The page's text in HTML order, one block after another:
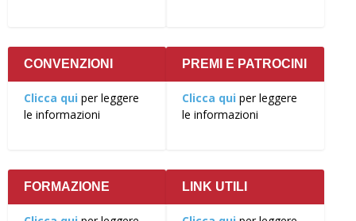
CONVENZIONI
Clicca qui per leggere
le informazioni
PREMI E PATROCINI
Clicca qui per leggere
le informazioni
FORMAZIONE LINK UTILI